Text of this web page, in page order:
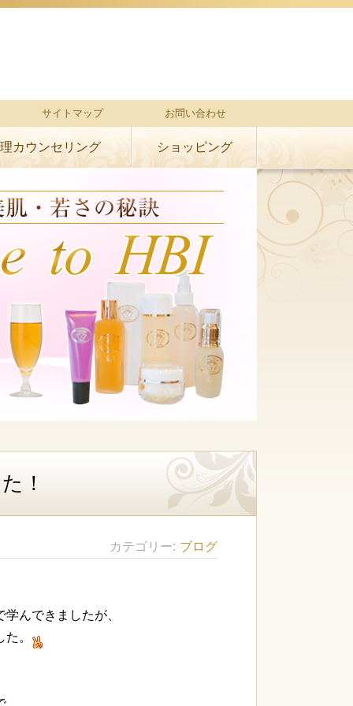
サイトマップ お問い合わせ
カウンセリング ショッピング
！
カテゴリー ブログ
んできましたが、
。